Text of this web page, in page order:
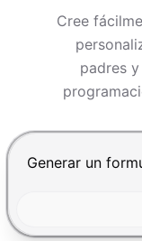
PROBAR
Cree
padres
Presiona Enter